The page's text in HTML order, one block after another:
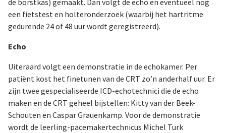
de borstkas) gemaakt. Dan volgt de echo en eventueel nog
een fietstest en holteronderzoek (waarbij het hartritme
gedurende 24 of 48 uur wordt geregistreerd).
Echo
Uiteraard volgt een demonstratie in de echokamer. Per
patiënt kost het finetunen van de CRT zo’n anderhalf uur. Er
zijn twee gespecialiseerde ICD-echotechnici die de echo
maken en de CRT geheel bijstellen: Kitty van der Beek-
Schouten en Caspar Grauenkamp. Voor de demonstratie
wordt de leerling-pacemakertechnicus Michel Turk